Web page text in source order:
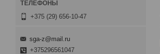
+375 (29) 656-10-47
sga-z@mail.ru
+375296561047